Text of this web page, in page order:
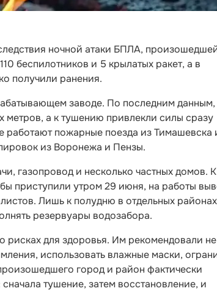
ночной атаки БПЛА,
беспилотников и 5 крылатых ракет, а в
получили ранения.
заводе. По последним данным,
метров, а к тушению привлекли силы сразу
работают пожарные поезда из Тимашевска
из Воронежа и Пензы.
газопровод и несколько частных домов. К
приступили утром 29 июня, на работы
Лишь к полудню в отдельных районах
резервуары водозабора.
рисках для здоровья. Им рекомендовали не
использовать влажные маски,
город и район фактически
тушение, затем восстановление, и